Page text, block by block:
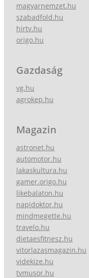
magyarnemzet.hu
szabadfold.hu
hirtv.hu
origo.hu
Gazdaság
vg.hu
agrokep.hu
Magazin
astronet.hu
automotor.hu
lakaskultura.hu
gamer.origo.hu
likebalaton.hu
napidoktor.hu
mindmegette.hu
travelo.hu
dietaesfitnesz.hu
vitorlazasmagazin.hu
videkize.hu
tvmusor.hu